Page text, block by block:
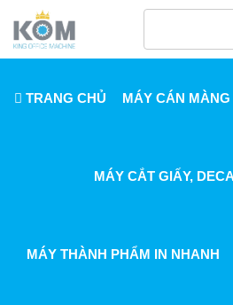
TRANG CHỦ MÁY CÁN MÀNG
MÁY CẮT GIẤY,
MÁY THÀNH PHẨM IN NHANH